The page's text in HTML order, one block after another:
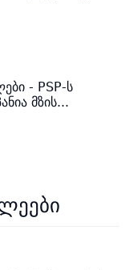
- PSP-ს
მზის...